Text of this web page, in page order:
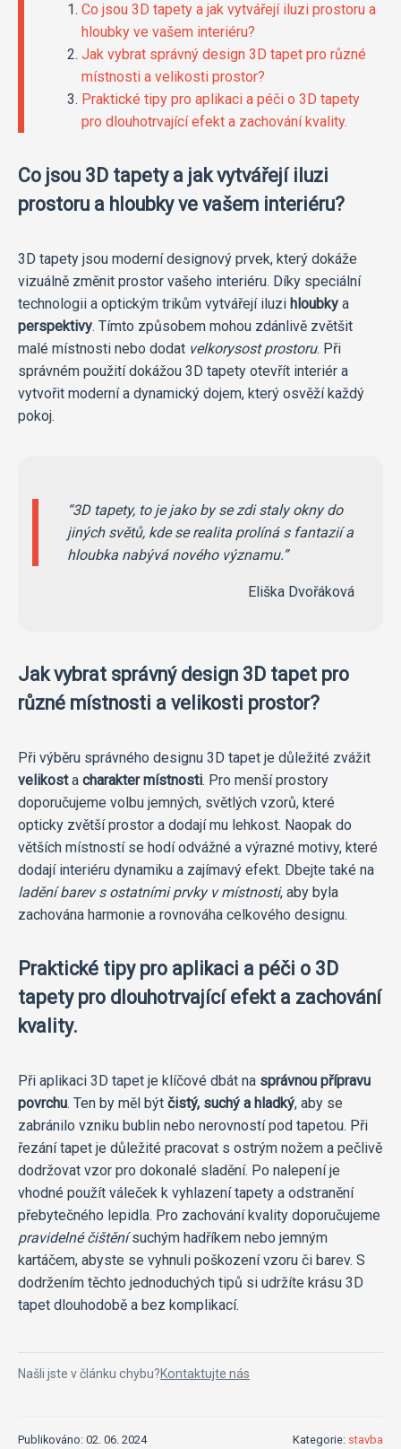
Co jsou 3D tapety a jak vytvářejí iluzi prostoru a
hloubky ve vašem interiéru?
Jak vybrat správný design 3D tapet pro různé
místnosti a velikosti prostor?
Praktické tipy pro aplikaci a péči o 3D tapety
pro dlouhotrvající efekt a zachování kvality.
Co jsou 3D tapety a jak vytvářejí iluzi
prostoru a hloubky ve vašem interiéru?
3D tapety jsou moderní designový prvek, který dokáže
vizuálně změnit prostor vašeho interiéru. Díky speciální
technologii a optickým trikům vytvářejí iluzi hloubky a
perspektivy. Tímto způsobem mohou zdánlivě zvětšit
malé místnosti nebo dodat velkorysost prostoru. Při
správném použití dokážou 3D tapety otevřít interiér a
vytvořit moderní a dynamický dojem, který osvěží každý
pokoj.
3D tapety, to je jako by se zdi staly okny do
jiných světů, kde se realita prolíná s fantazií a
hloubka nabývá nového významu.
Eliška Dvořáková
Jak vybrat správný design 3D tapet pro
různé místnosti a velikosti prostor?
Při výběru správného designu 3D tapet je důležité zvážit
velikosta charakter místnosti. Pro menší prostory
doporučujeme volbu jemných, světlých vzorů, které
opticky zvětší prostor a dodají mu lehkost. Naopak do
větších místností se hodí odvážné a výrazné motivy, které
dodají interiéru dynamiku a zajímavý efekt. Dbejte také na
ladění barev s ostatními prvky v místnosti, aby byla
zachována harmonie a rovnováha celkového designu.
Praktické tipy pro aplikaci a péči o 3D
tapety pro dlouhotrvající efekt a zachování
kvality.
Při aplikaci 3D tapet je klíčové dbát na správnou přípravu
povrchu. Ten by měl být čistý, suchý a hladký, aby se
zabránilo vzniku bublin nebo nerovností pod tapetou. Při
řezání tapet je důležité pracovat s ostrým nožem a pečlivě
dodržovat vzor pro dokonalé sladění. Po nalepení je
vhodné použít váleček k vyhlazení tapety a odstranění
přebytečného lepidla. Pro zachování kvality doporučujeme
pravidelné čištěnísuchým hadříkem nebo jemným
kartáčem, abyste se vyhnuli poškození vzoru či barev. S
dodržením těchto jednoduchých tipů si udržíte krásu 3D
tapet dlouhodobě a bez komplikací.
Našli jste v článku chybu?Kontaktujte nás
Publikováno: 02. 06. 2024 Kategorie: stavba